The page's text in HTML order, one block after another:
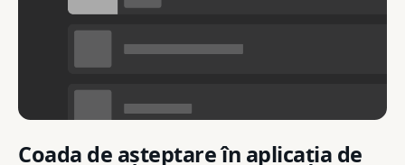
Coada de așteptare în aplicația de